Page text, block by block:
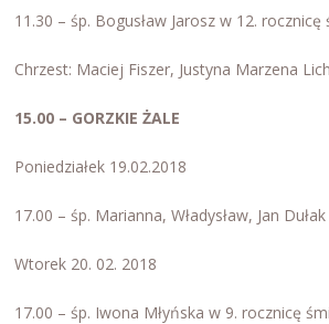
11.30 – śp. Bogusław Jarosz w 12. rocznicę
Chrzest: Maciej Fiszer, Justyna Marzena
15.00 – GORZKIE ŻALE
Poniedziałek 19.02.2018
17.00 – śp. Marianna, Władysław, Jan Dułak
Wtorek 20. 02. 2018
17.00 – śp. Iwona Młyńska w 9. rocznicę